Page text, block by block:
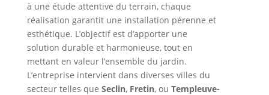
à une étude attentive du terrain, chaque
réalisation garantit une installation pérenne et
esthétique. L’objectif est d’apporter une
solution durable et harmonieuse, tout en
mettant en valeur l’ensemble du jardin.
L’entreprise intervient dans diverses villes du
secteur telles que Seclin, Fretin, ou Templeuve-